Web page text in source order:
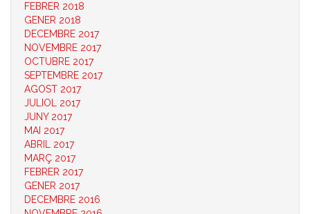
FEBRER 2018
GENER 2018
DECEMBRE 2017
NOVEMBRE 2017
OCTUBRE 2017
SEPTEMBRE 2017
AGOST 2017
JULIOL 2017
JUNY 2017
MAI 2017
ABRIL 2017
MARÇ 2017
FEBRER 2017
GENER 2017
DECEMBRE 2016